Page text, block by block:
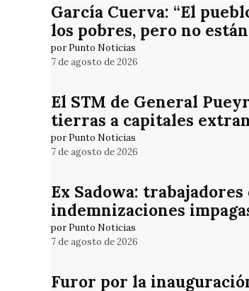
García Cuerva: “El
los pobres, pero no
por Punto Noticias
7 de agosto de 2026
El STM de General
tierras a capitales
por Punto Noticias
7 de agosto de 2026
Ex Sadowa:
indemnizaciones
por Punto Noticias
7 de agosto de 2026
Furor por la